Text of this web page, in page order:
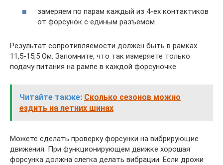
замеряем по парам каждый из 4-ех контактиков
от форсунок с единым разъемом.
Результат сопротивляемости должен быть в рамках
11,5-15,5 Ом. Запомните, что так измеряете только
подачу питания на рампе в каждой форсуночке.
Читайте также: Сколько сезонов можно
ездить на летних шинах
Можете сделать проверку форсунки на вибрирующие
движения. При функционирующем движке хорошая
форсунка должна слегка делать вибрации. Если дрожи